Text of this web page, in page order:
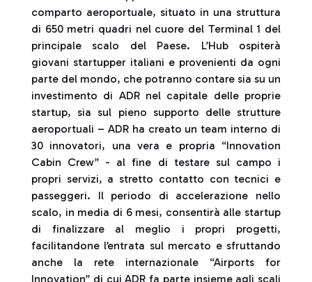
comparto aeroportuale, situato in una struttura
di 650 metri quadri nel cuore del Terminal 1 del
principale scalo del Paese. L’Hub ospiterà
giovani startupper italiani e provenienti da ogni
parte del mondo, che potranno contare sia su un
investimento di ADR nel capitale delle proprie
startup, sia sul pieno supporto delle strutture
aeroportuali – ADR ha creato un team interno di
30 innovatori, una vera e propria “Innovation
Cabin Crew” - al fine di testare sul campo i
propri servizi, a stretto contatto con tecnici e
passeggeri. Il periodo di accelerazione nello
scalo, in media di 6 mesi, consentirà alle startup
di finalizzare al meglio i propri progetti,
facilitandone l’entrata sul mercato e sfruttando
anche la rete internazionale “Airports for
Innovation” di cui ADR fa parte insieme agli scali